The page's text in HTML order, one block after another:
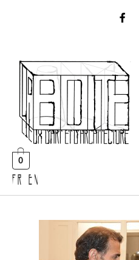
0
FR EN